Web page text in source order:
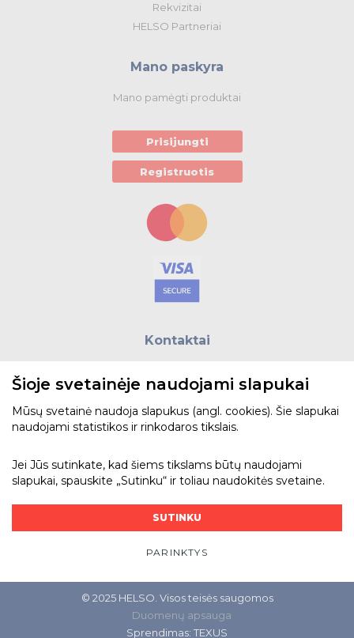
Rekvizitai
HELSO Partneriai
Mano paskyra
Mano pamėgti produktai
Prisijungti
Registruotis
Kontaktai
Telefonas:+370 5 215 0070
Adresas: Vilkpėdės g. 4, LT-03151, Vilnius
Bendraukime
© 2025 HELSO. Visos teisės saugomos
Duomenų apsauga
Sprendimas: TEXUS
Šioje svetainėje naudojami slapukai
Mūsų svetainė naudoja slapukus (angl. cookies). Šie slapukai
naudojami statistikos ir rinkodaros tikslais.
Jei Jūs sutinkate, kad šiems tikslams būtų naudojami
slapukai, spauskite „Sutinku“ ir toliau naudokitės svetaine.
SUTINKU
PARINKTYS